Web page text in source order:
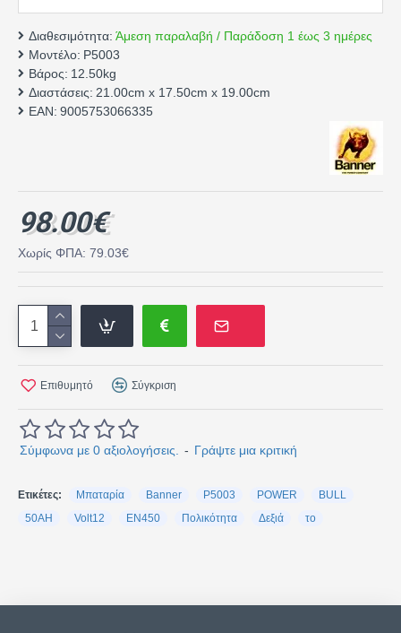
Διαθεσιμότητα: Άμεση παραλαβή / Παράδοση 1 έως 3 ημέρες
Μοντέλο: P5003
Βάρος: 12.50kg
Διαστάσεις: 21.00cm x 17.50cm x 19.00cm
EAN: 9005753066335
Σύμφωνα με 0 αξιολογήσεις. - Γράψτε μια κριτική
98.00€
Χωρίς ΦΠΑ: 79.03€
Επιθυμητό Σύγκριση
Ετικέτες: Μπαταρία Banner P5003 POWER
BULL
50AH
Volt12 EN450 Πολικότητα Δεξιά το